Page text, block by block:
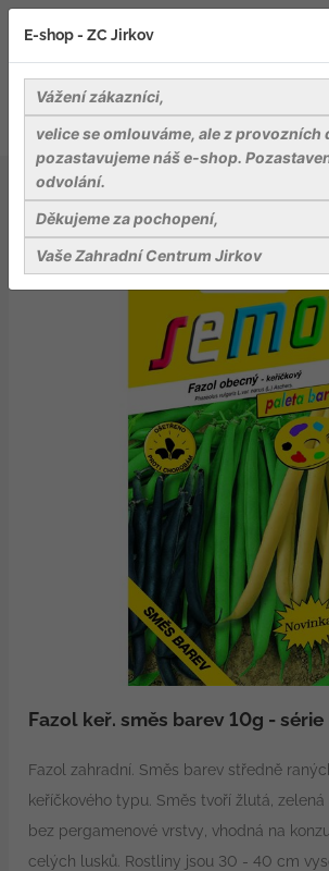
Osiva
Fazol keř. směs barev 10g - série
Fazol keř. směs barev 10g - série
Fazol zahradní. Směs barev středně
keříčkového typu. Směs tvoří žlutá,
bez pergamenové vrstvy, vhodná na
celých lusků. Rostliny jsou 30 - 40 cm
E-shop - ZC Jirkov
Vážení zákazníci,
velice se omlouváme, ale z provozních
pozastavujeme náš e-shop.
odvolání.
Děkujeme za pochopení,
Vaše Zahradní Centrum Jirkov